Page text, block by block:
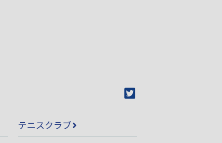
テニスクラブ